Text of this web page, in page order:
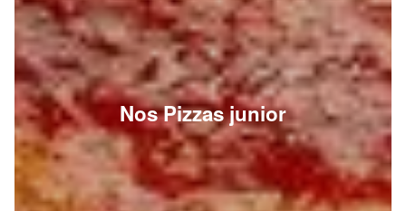
Nos Pizzas junior